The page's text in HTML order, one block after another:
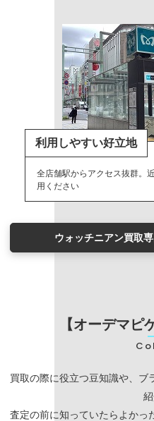
利用しやすい好立地
全店舗駅からアクセス抜群。
用ください
ウォッチニアン買取
【オーデマピ
買取の際に役立つ豆知識や、ブ
紹
査定の前に知っていたらよかっ